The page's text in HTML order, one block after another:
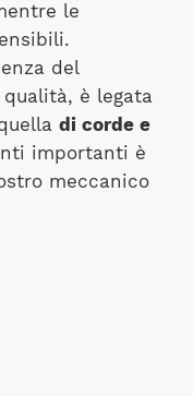
le
del
è legata
di corde e
importanti è
meccanico